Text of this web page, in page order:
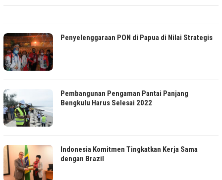
Penyelenggaraan PON di Papua di Nilai Strategis
Pembangunan Pengaman Pantai Panjang
Bengkulu Harus Selesai 2022
Indonesia Komitmen Tingkatkan Kerja Sama
dengan Brazil